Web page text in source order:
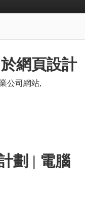
網頁設計
公司網站,
劃 | 電腦